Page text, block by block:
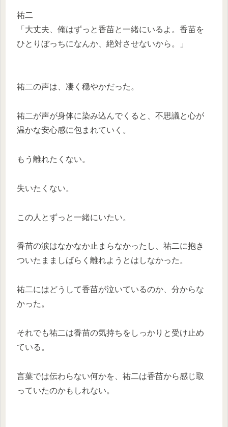
祐二
「大丈夫、俺はずっと香苗と一緒にいるよ。香苗を
ひとりぼっちになんか、絶対させないから。」
祐二の声は、凄く穏やかだった。
祐二が声が身体に染み込んでくると、不思議と心が
温かな安心感に包まれていく。
もう離れたくない。
失いたくない。
この人とずっと一緒にいたい。
香苗の涙はなかなか止まらなかったし、祐二に抱き
ついたまましばらく離れようとはしなかった。
祐二にはどうして香苗が泣いているのか、分からな
かった。
それでも祐二は香苗の気持ちをしっかりと受け止め
ている。
言葉では伝わらない何かを、祐二は香苗から感じ取
っていたのかもしれない。